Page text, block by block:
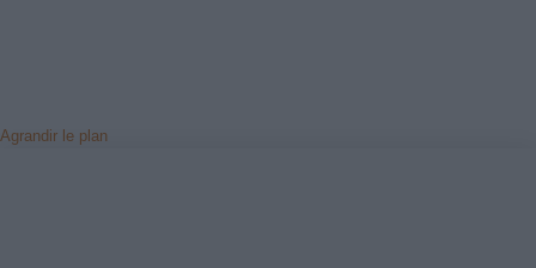
Agrandir le plan